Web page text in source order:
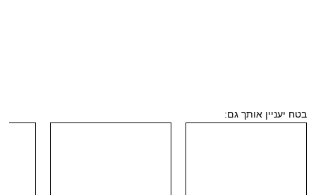
בטח יעניין אותך גם: